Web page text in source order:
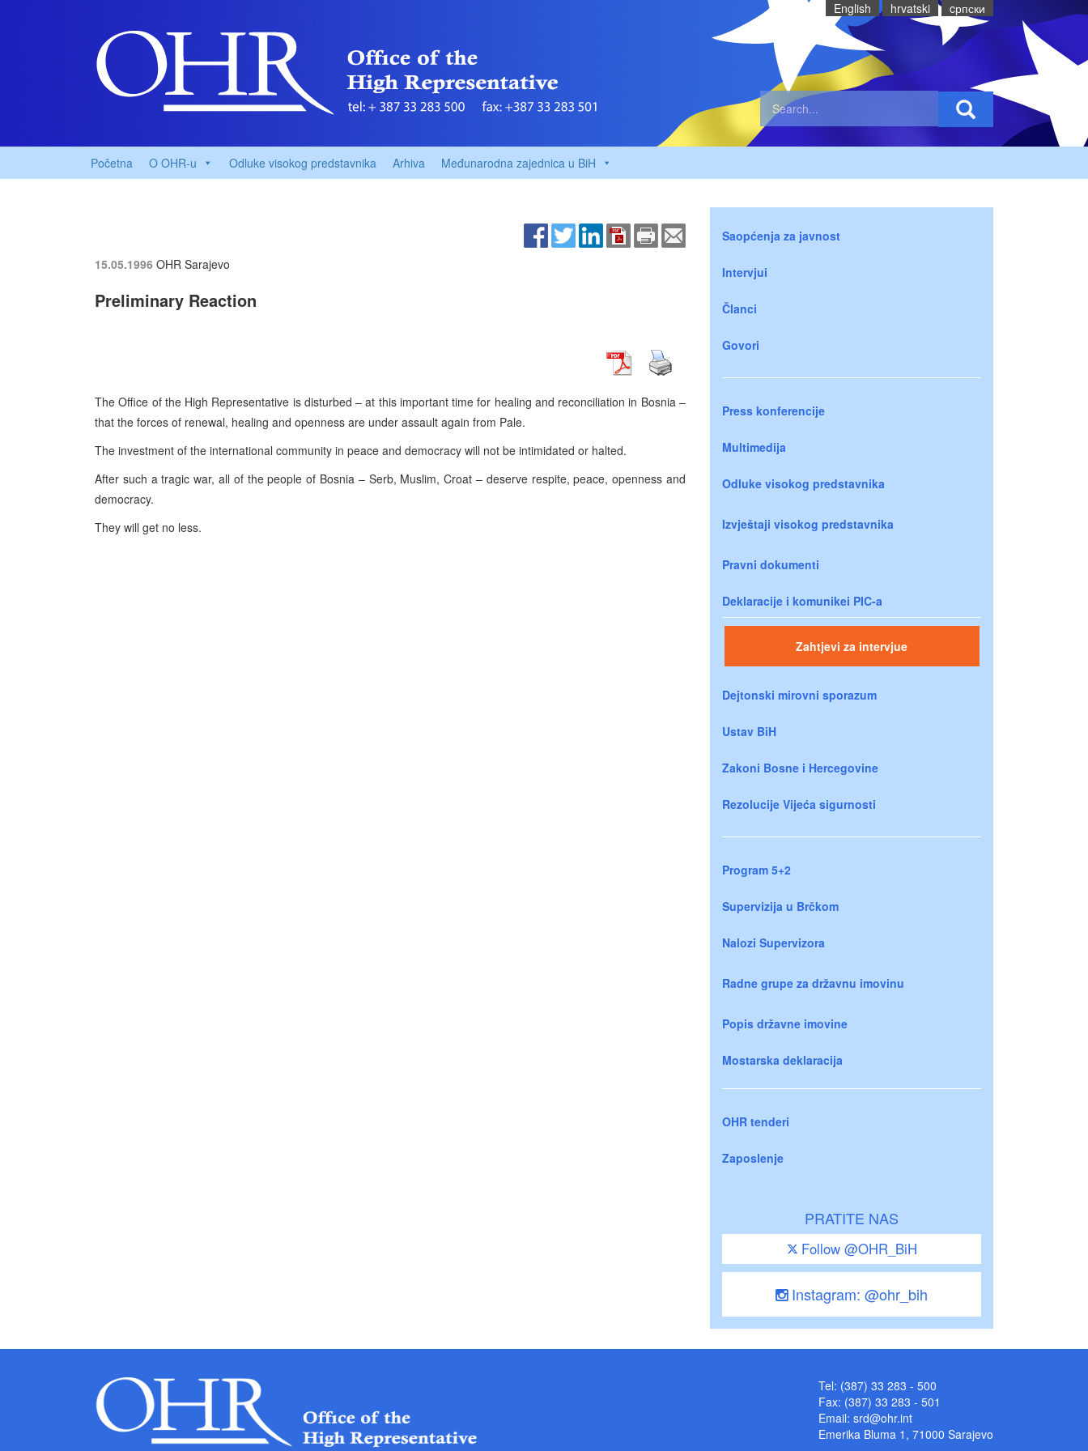
English hrvatski cрпски
Početna O OHR-u Odluke visokog predstavnika Arhiva Međunarodna zajednica u BiH
15.05.1996 OHR Sarajevo
Preliminary Reaction
The Office of the High Representative is disturbed – at this important time for healing and reconciliation in Bosnia –
that the forces of renewal, healing and openness are under assault again from Pale.
The investment of the international community in peace and democracy will not be intimidated or halted.
After such a tragic war, all of the people of Bosnia – Serb, Muslim, Croat – deserve respite, peace, openness and
democracy.
They will get no less.
Saopćenja za javnost
Intervjui
Članci
Govori
Press konferencije
Multimedija
Odluke visokog predstavnika
Izvještaji visokog predstavnika
Pravni dokumenti
Deklaracije i komunikei PIC-a
Zahtjevi za intervjue
Dejtonski mirovni sporazum
Ustav BiH
Zakoni Bosne i Hercegovine
Rezolucije Vijeća sigurnosti
Program 5+2
Supervizija u Brčkom
Nalozi Supervizora
Radne grupe za državnu imovinu
Popis državne imovine
Mostarska deklaracija
OHR tenderi
Zaposlenje
PRATITE NAS
Follow @OHR_BiH
Instagram: @ohr_bih
Tel: (387) 33 283 - 500
Fax: (387) 33 283 - 501
Email: srd@ohr.int
Emerika Bluma 1, 71000 Sarajevo